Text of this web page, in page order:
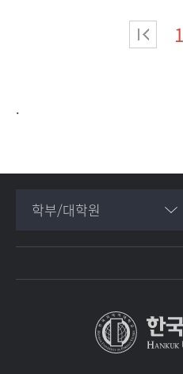
1
.
학부/대학원